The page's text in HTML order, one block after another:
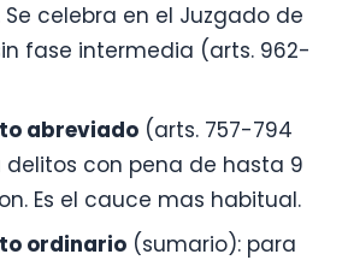
celebra en el Juzgado de
fase intermedia (arts. 962-
abreviado (arts. 757-794
delitos con pena de hasta 9
Es el cauce mas habitual.
ordinario (sumario): para